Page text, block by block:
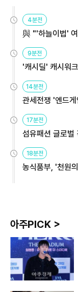
4분전
與 "'하늘이법'
9분전
'캐시딜' 캐시워
14분전
관세전쟁 '엔드
17분전
섬유패션 글로
18분전
농식품부, '천원
아주PICK >